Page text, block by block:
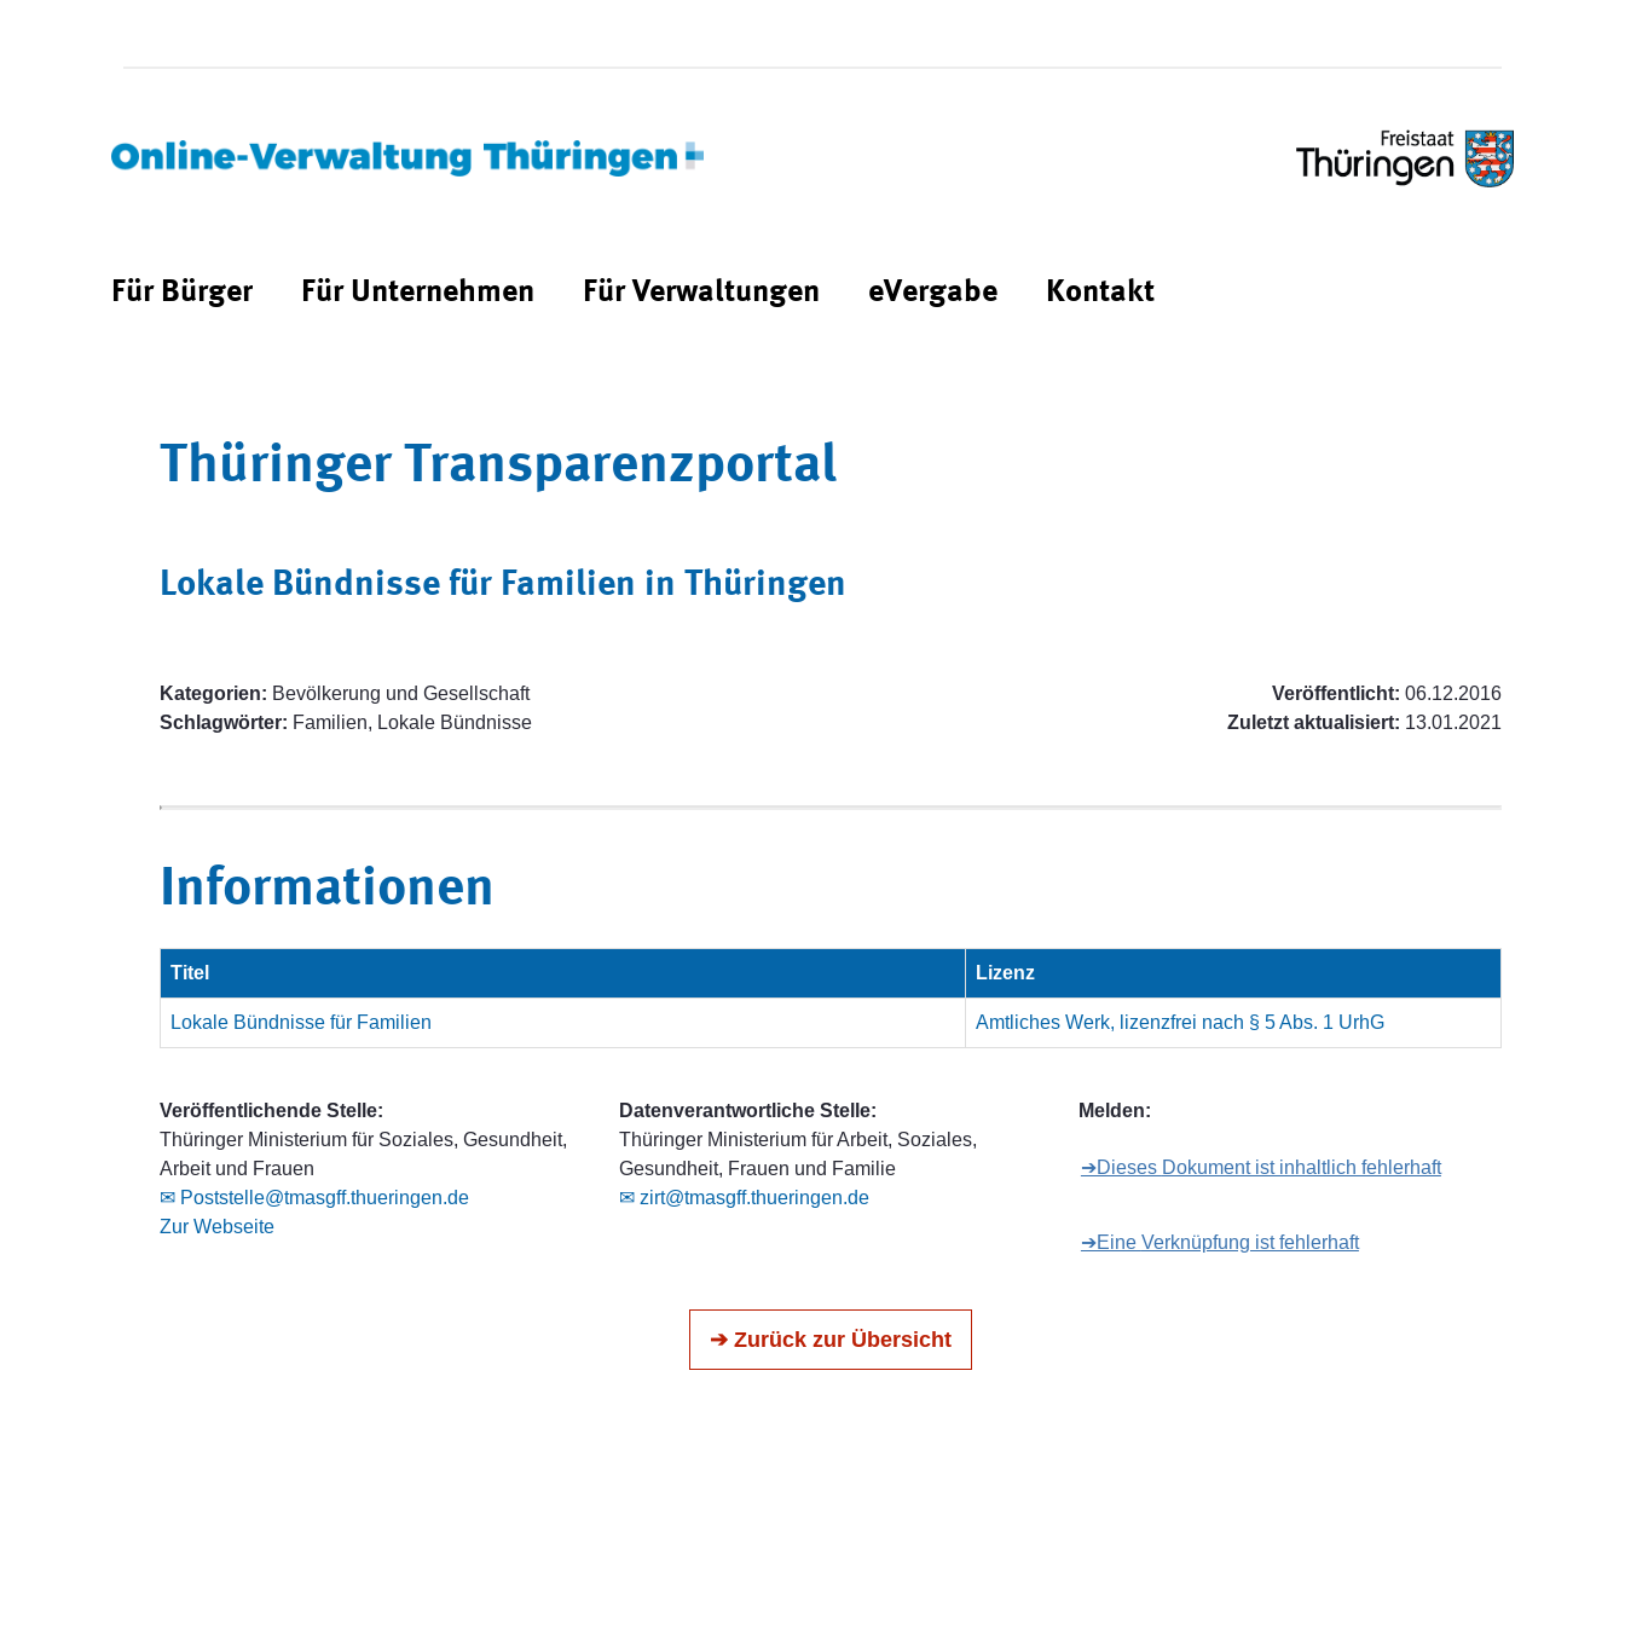
Für Bürger Für Unternehmen Für Verwaltungen eVergabe Kontakt
Thüringer Transparenzportal
Lokale Bündnisse für Familien in Thüringen
Kategorien: Bevölkerung und Gesellschaft
Schlagwörter: Familien, Lokale Bündnisse
Veröffentlicht: 06.12.2016
Zuletzt aktualisiert: 13.01.2021
Informationen
Titel Lizenz
Lokale Bündnisse für Familien Amtliches Werk, lizenzfrei nach § 5 Abs. 1 UrhG
Veröffentlichende Stelle:
Thüringer Ministerium für Soziales, Gesundheit,
Arbeit und Frauen
✉ Poststelle@tmasgff.thueringen.de
Zur Webseite
Datenverantwortliche Stelle:
Thüringer Ministerium für Arbeit, Soziales,
Gesundheit, Frauen und Familie
✉ zirt@tmasgff.thueringen.de
Melden:
➔Dieses Dokument ist inhaltlich fehlerhaft
➔Eine Verknüpfung ist fehlerhaft
➔ Zurück zur Übersicht